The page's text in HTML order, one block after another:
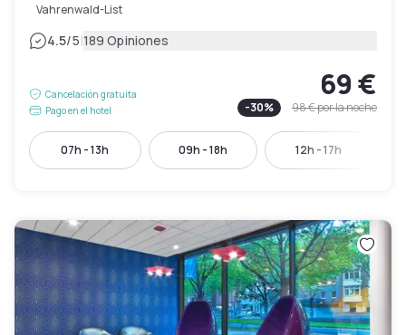
Vahrenwald-List
4.5/5|189 Opiniones
Cancelación gratuita
Pago en el hotel
69 €
-30% 98 €por la noche
07h - 13h 09h - 18h 12h - 17h